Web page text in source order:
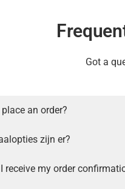
Got a
an order?
zijn er?
receive my order